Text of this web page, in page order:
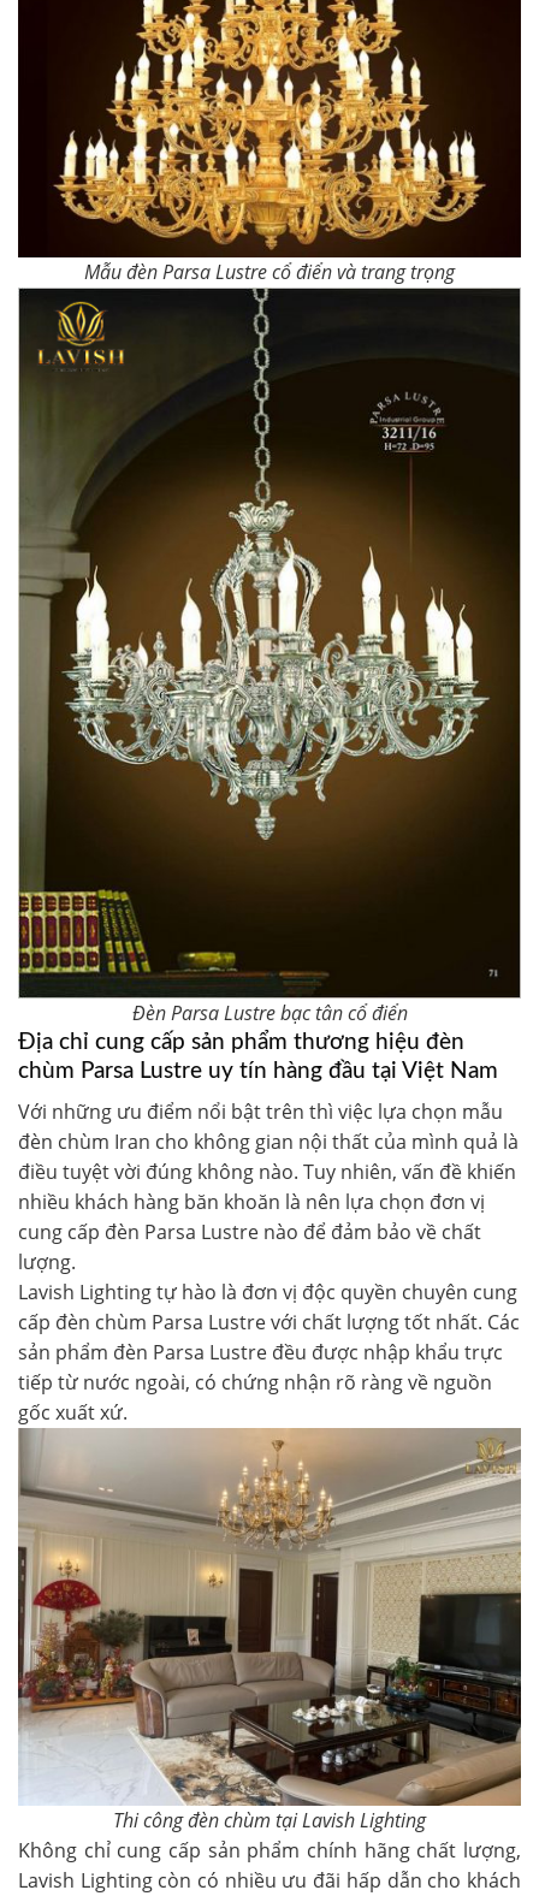
Mẫu đèn Parsa Lustre cổ điển và trang trọng
Đèn Parsa Lustre bạc tân cổ điển
Địa chỉ cung cấp sản phẩm thương hiệu đèn
chùm Parsa Lustre uy tín hàng đầu tại Việt Nam
Với những ưu điểm nổi bật trên thì việc lựa chọn mẫu
đèn chùm Iran cho không gian nội thất của mình quả là
điều tuyệt vời đúng không nào. Tuy nhiên, vấn đề khiến
nhiều khách hàng băn khoăn là nên lựa chọn đơn vị
cung cấp đèn Parsa Lustre nào để đảm bảo về chất
lượng.
Lavish Lighting tự hào là đơn vị độc quyền chuyên cung
cấp đèn chùm Parsa Lustre với chất lượng tốt nhất. Các
sản phẩm đèn Parsa Lustre đều được nhập khẩu trực
tiếp từ nước ngoài, có chứng nhận rõ ràng về nguồn
gốc xuất xứ.
Thi công đèn chùm tại Lavish Lighting
Không chỉ cung cấp sản phẩm chính hãng chất lượng,
Lavish Lighting còn có nhiều ưu đãi hấp dẫn cho khách